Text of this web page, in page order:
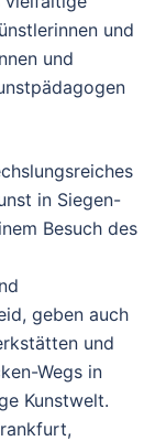
und
und
in Siegen-
Besuch des
geben auch
und
Wegs in
Kunstwelt.